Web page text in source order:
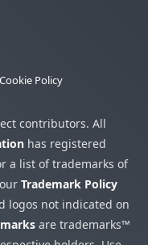
Cookie Policy
contributors. All
has registered
a list of trademarks of
Trademark Policy
logos not indicated on
are trademarks™